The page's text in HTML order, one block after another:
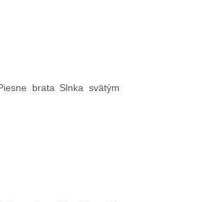
brata Slnka svätým